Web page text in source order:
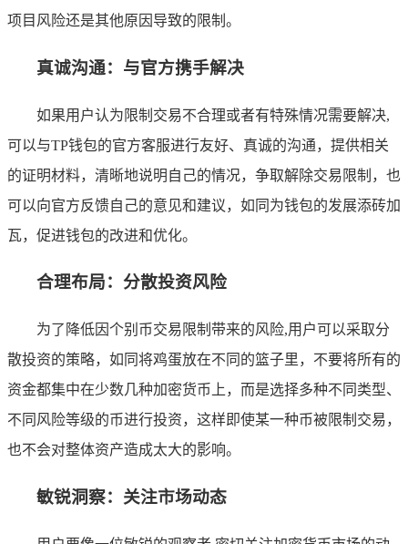
项目风险还是其他原因导致的限制。
真诚沟通：与官方携手解决
如果用户认为限制交易不合理或者有特殊情况需要解决,
可以与TP钱包的官方客服进行友好、真诚的沟通，提供相关
的证明材料，清晰地说明自己的情况，争取解除交易限制，也
可以向官方反馈自己的意见和建议，如同为钱包的发展添砖加
瓦，促进钱包的改进和优化。
合理布局：分散投资风险
为了降低因个别币交易限制带来的风险,用户可以采取分
散投资的策略，如同将鸡蛋放在不同的篮子里，不要将所有的
资金都集中在少数几种加密货币上，而是选择多种不同类型、
不同风险等级的币进行投资，这样即使某一种币被限制交易，
也不会对整体资产造成太大的影响。
敏锐洞察：关注市场动态